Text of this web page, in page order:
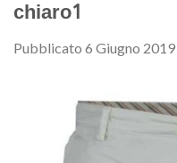
chiaro1
Pubblicato 6 Giugno 2019